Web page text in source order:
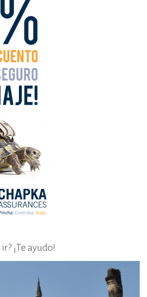
¡Te ayudo!